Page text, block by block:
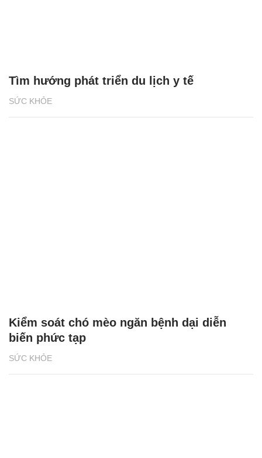
SỨC KHỎE
Tìm hướng phát triển du lịch y tế
SỨC KHỎE
Kiểm soát chó mèo ngăn bệnh dại diễn
biến phức tạp